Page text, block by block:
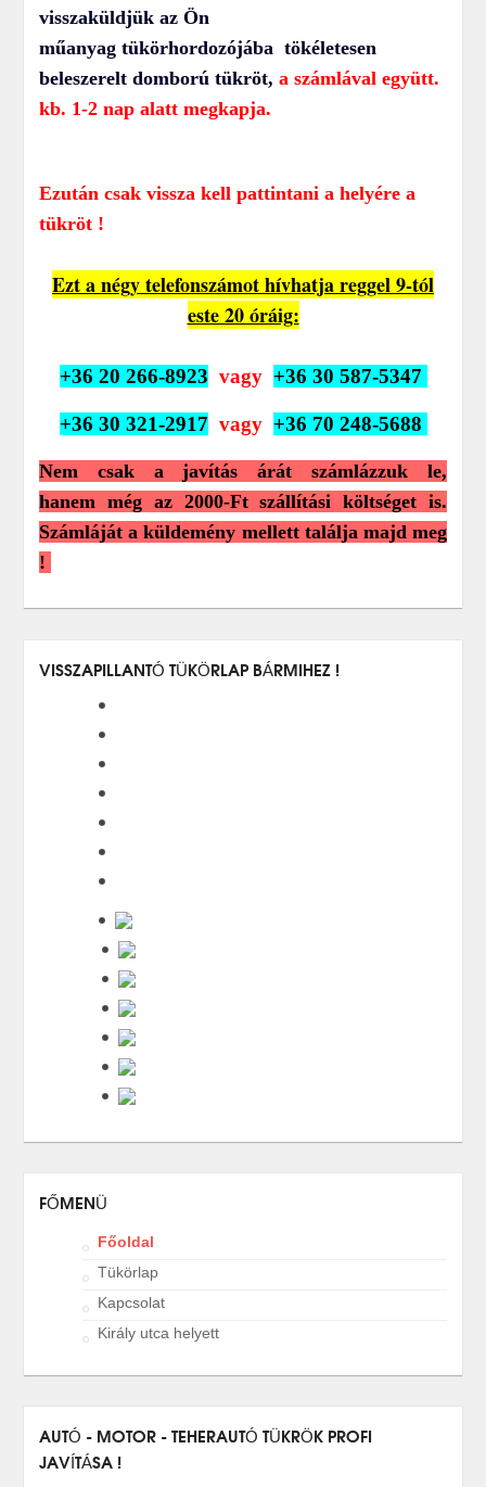
visszaküldjük az Ön
műanyag tükörhordozójába tökéletesen
beleszerelt domború tükröt, a számlával együtt.
kb. 1-2 nap alatt megkapja.
Ezután csak vissza kell pattintani a helyére a
tükröt !
Ezt a négy telefonszámot hívhatja reggel 9-tól
este 20 óráig:
+36 20 266-8923 vagy +36 30 587-5347
+36 30 321-2917 vagy +36 70 248-5688
Nem csak a javítás árát számlázzuk le,
hanem még az 2000-Ft szállítási költséget is.
Számláját a küldemény mellett találja majd meg
!
VISSZAPILLANTÓ TÜKÖRLAP BÁRMIHEZ !
FŐMENÜ
Főoldal
Tükörlap
Kapcsolat
Király utca helyett
AUTÓ - MOTOR - TEHERAUTÓ TÜKRÖK PROFI
JAVÍTÁSA !